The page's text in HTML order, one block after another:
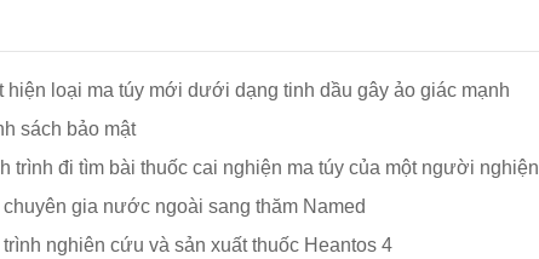
hiện loại ma túy mới dưới dạng tinh dầu gây ảo giác mạnh
sách bảo mật
trình đi tìm bài thuốc cai nghiện ma túy của một người nghiện
gia nước ngoài sang thăm Named
trình nghiên cứu và sản xuất thuốc Heantos 4